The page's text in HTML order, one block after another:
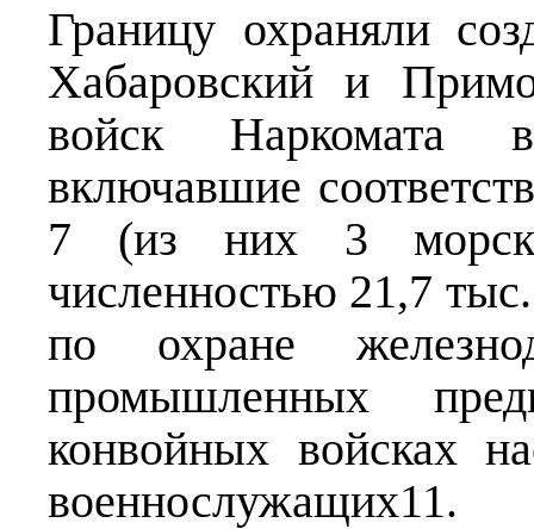
Границу охраняли
Хабаровский и
войск Наркомата
включавшие
7 (из них 3
численностью 21,7
по охране
промышленных
конвойных войсках
военнослужащих11.